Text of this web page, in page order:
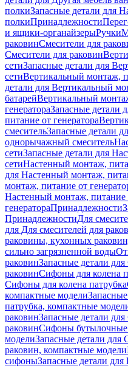
полкиЗапасные детали для
полкиПринадлежности
и ящики-органайзерыРучки
раковинСмесители для
Смесители для раковин
сетиЗапасные детали для
сетиВертикальный монтаж,
детали для Вертикальный
батарейВертикальный
генератораЗапасные детали
питание от генератора
смесительЗапасные детали
однорычажный смеситель
сетиЗапасные детали для
сетиНастенный монтаж,
для Настенный монтаж,
монтаж, питание от
Настенный монтаж, питание
генератораПринадлежности
ПринадлежностиДля
для Для смесителей для
раковины, кухонных
сильно загрязненной воды
раковинЗапасные детали
раковинСифоны для колена
Сифоны для колена патрубка
компактные модели
патрубка, компактные
раковинЗапасные детали
раковинСифоны бутылочные
моделиЗапасные детали
раковин, компактные модели
сифоныЗапасные детали